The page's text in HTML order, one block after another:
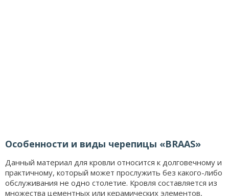
Особенности и виды черепицы «BRAAS»
Данный материал для кровли относится к долговечному и
практичному, который может прослужить без какого-либо
обслуживания не одно столетие. Кровля составляется из
множества цементных или керамических элементов,